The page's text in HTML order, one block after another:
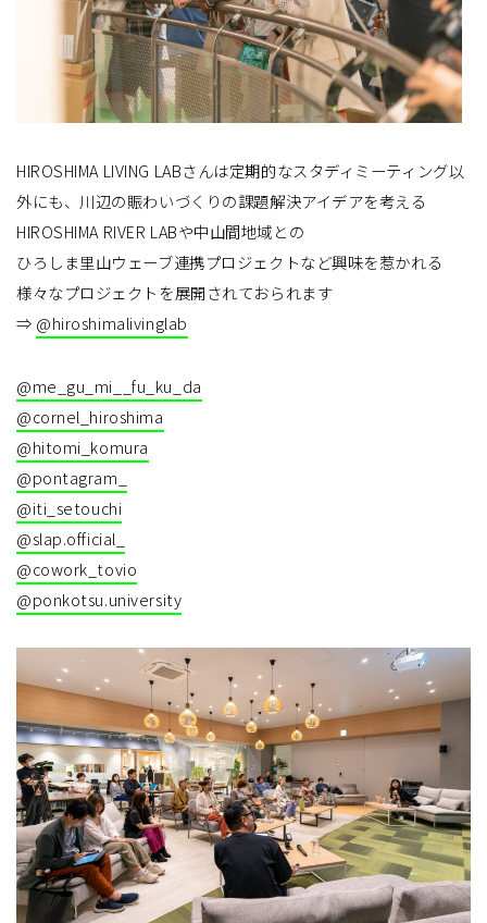
HIROSHIMA LIVING LABさんは定期的なスタディミーティング以
外にも、川辺の賑わいづくりの課題解決アイデアを考える
HIROSHIMA RIVER LABや中山間地域との
ひろしま里山ウェーブ連携プロジェクトなど興味を惹かれる
様々なプロジェクトを展開されておられます
⇒ @hiroshimalivinglab
@me_gu_mi__fu_ku_da
@cornel_hiroshima
@hitomi_komura
@pontagram_
@iti_setouchi
@slap.official_
@cowork_tovio
@ponkotsu.university